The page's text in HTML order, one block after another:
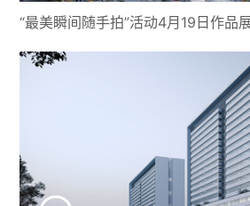
“最美瞬间随手拍”活动4月19日作品